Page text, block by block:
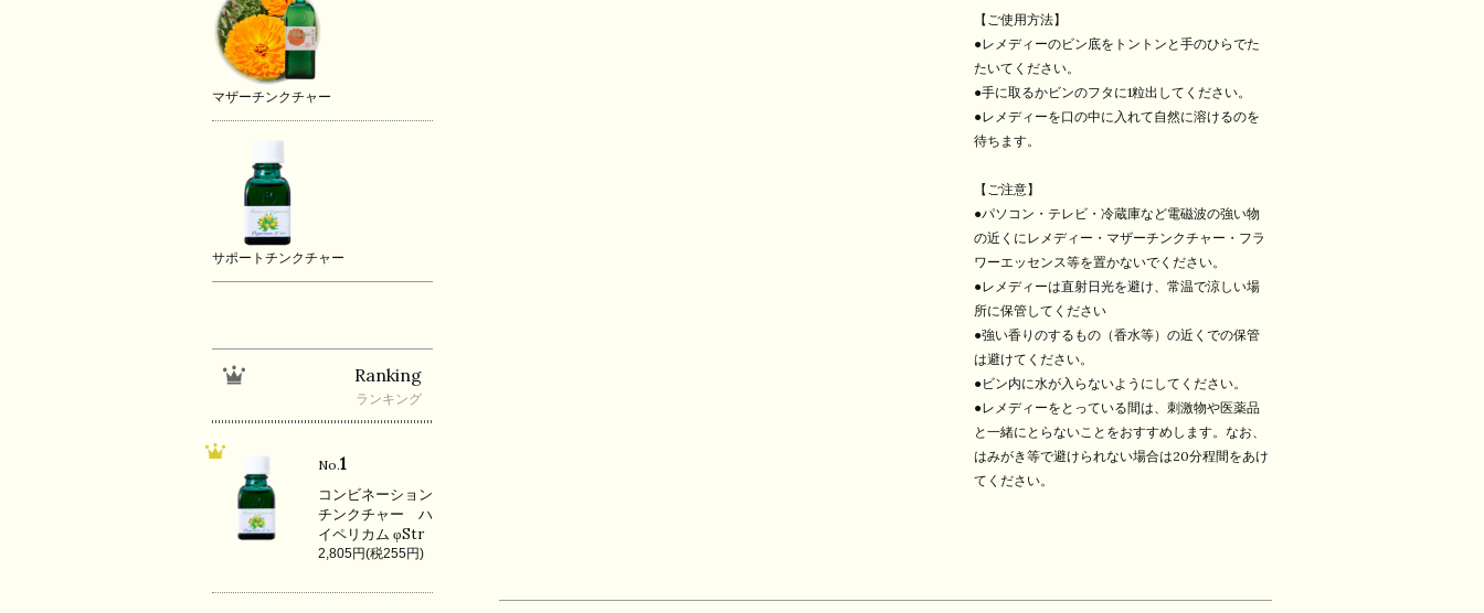
【ご使用方法】
●レメディーのビン底をトントンと手のひらでた
たいてください。
●手に取るかビンのフタに1粒出してください。
●レメディーを口の中に入れて自然に溶けるのを
待ちます。
【ご注意】
●パソコン・テレビ・冷蔵庫など電磁波の強い物
の近くにレメディー・マザーチンクチャー・フラ
ワーエッセンス等を置かないでください。
●レメディーは直射日光を避け、常温で涼しい場
所に保管してください
●強い香りのするもの（香水等）の近くでの保管
は避けてください。
●ビン内に水が入らないようにしてください。
●レメディーをとっている間は、刺激物や医薬品
と一緒にとらないことをおすすめします。なお、
はみがき等で避けられない場合は20分程間をあけ
てください。
マザーチンクチャー
サポートチンクチャー
Ranking
ランキング
No.1
コンビネーション
チンクチャー ハ
イペリカム φStr
2,805円(税255円)